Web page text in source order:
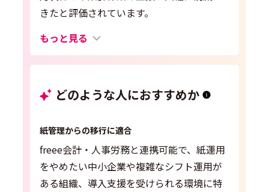
きたと評価されています。
もっと見る
どのような人におすすめか
紙管理からの移行に適合
freee会計・人事労務と連携可能で、紙運用
をやめたい中小企業や複雑なシフト運用が
ある組織、導入支援を受けられる環境に特